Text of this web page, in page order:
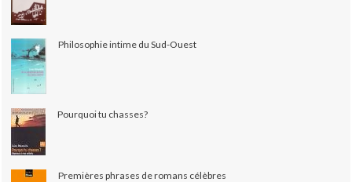
Philosophie intime du Sud-Ouest
Pourquoi tu chasses?
Premières phrases de romans célèbres